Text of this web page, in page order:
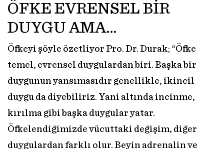
ÖFKE EVRENSEL BİR
DUYGU AMA…
Öfkeyi şöyle özetliyor Pro. Dr. Durak; “Öfke
temel, evrensel duygulardan biri. Başka bir
duygunun yansımasıdır genellikle, ikincil
duygu da diyebiliriz. Yani altında incinme,
kırılma gibi başka duygular yatar.
Öfkelendiğimizde vücuttaki değişim, diğer
duygulardan farklı olur. Beyin adrenalin ve